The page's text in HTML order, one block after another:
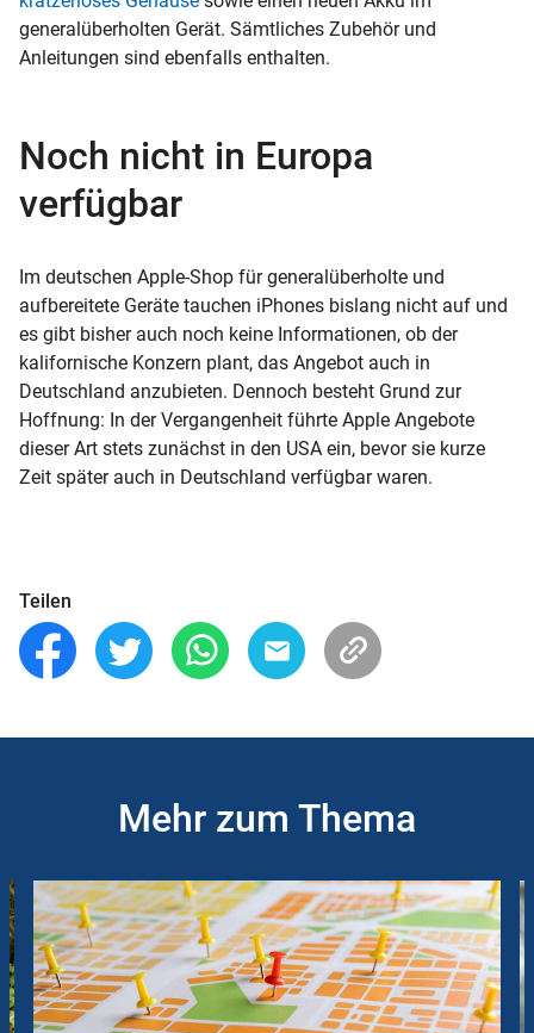
generalüberholten Gerät. Sämtliches Zubehör und
Anleitungen sind ebenfalls enthalten.
Noch nicht in Europa
verfügbar
Im deutschen Apple-Shop für generalüberholte und
aufbereitete Geräte tauchen iPhones bislang nicht auf und
es gibt bisher auch noch keine Informationen, ob der
kalifornische Konzern plant, das Angebot auch in
Deutschland anzubieten. Dennoch besteht Grund zur
Hoffnung: In der Vergangenheit führte Apple Angebote
dieser Art stets zunächst in den USA ein, bevor sie kurze
Zeit später auch in Deutschland verfügbar waren.
Teilen
Mehr zum Thema
Instructions